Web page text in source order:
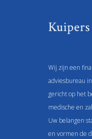
Wij zijn een
adviesbureau
gericht op het
medische en
Uw belangen
en vormen de